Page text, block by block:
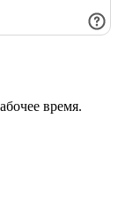
время.